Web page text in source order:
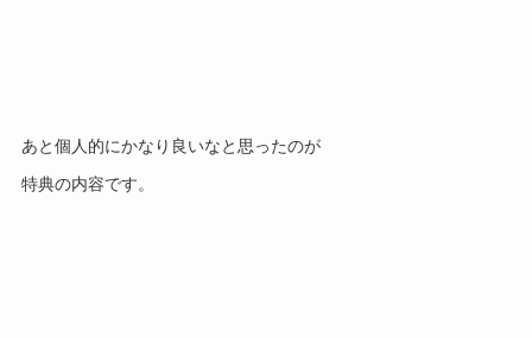
あと個人的にかなり良いなと思ったのが
特典の内容です。